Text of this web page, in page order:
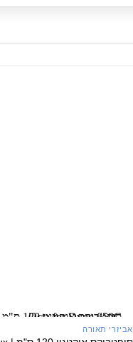
אביזרי תאורה